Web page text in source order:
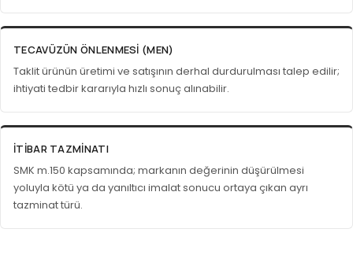
TECAVÜZÜN ÖNLENMESI (MEN)
Taklit ürünün üretimi ve satışının derhal durdurulması talep edilir;
ihtiyati tedbir kararıyla hızlı sonuç alınabilir.
İTIBAR TAZMINATI
SMK m.150 kapsamında; markanın değerinin düşürülmesi
yoluyla kötü ya da yanıltıcı imalat sonucu ortaya çıkan ayrı
tazminat türü.